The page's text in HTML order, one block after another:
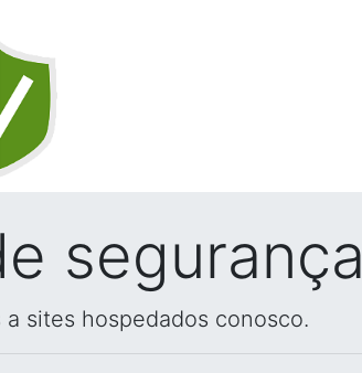
segurança
sites hospedados conosco.